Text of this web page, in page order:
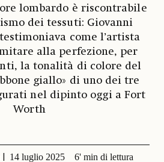
lombardo è riscontrabile
dei tessuti: Giovanni
come l’artista
alla perfezione, per
la tonalità di colore del
giallo» di uno dei tre
nel dipinto oggi a Fort
Worth
14 luglio 2025 6' min di lettura